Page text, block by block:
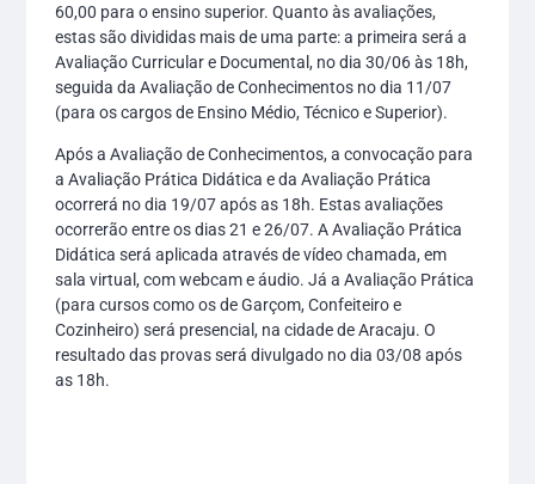
60,00 para o ensino superior. Quanto às avaliações,
estas são divididas mais de uma parte: a primeira será a
Avaliação Curricular e Documental, no dia 30/06 às 18h,
seguida da Avaliação de Conhecimentos no dia 11/07
(para os cargos de Ensino Médio, Técnico e Superior).
Após a Avaliação de Conhecimentos, a convocação para
a Avaliação Prática Didática e da Avaliação Prática
ocorrerá no dia 19/07 após as 18h. Estas avaliações
ocorrerão entre os dias 21 e 26/07. A Avaliação Prática
Didática será aplicada através de vídeo chamada, em
sala virtual, com webcam e áudio. Já a Avaliação Prática
(para cursos como os de Garçom, Confeiteiro e
Cozinheiro) será presencial, na cidade de Aracaju. O
resultado das provas será divulgado no dia 03/08 após
as 18h.